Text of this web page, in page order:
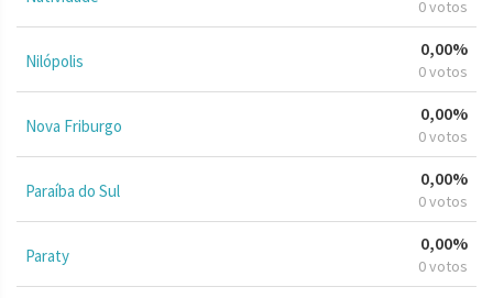
0 votos
Nilópolis
0,00%
0 votos
Nova Friburgo
0,00%
0 votos
Paraíba do Sul
0,00%
0 votos
Paraty
0,00%
0 votos